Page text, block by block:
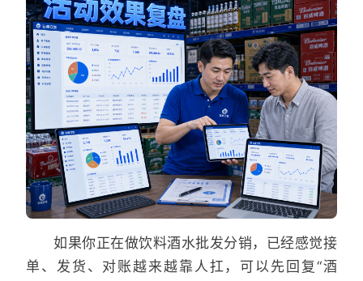
如果你正在做饮料酒水批发分销，已经感觉接
单、发货、对账越来越靠人扛，可以先回复“酒